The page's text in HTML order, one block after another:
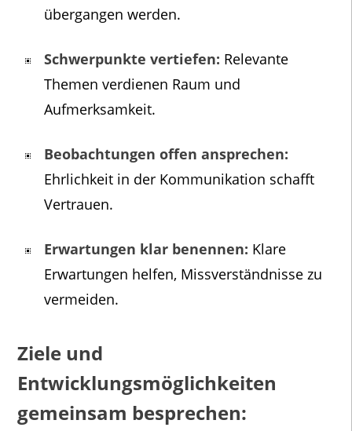
übergangen werden.
Schwerpunkte vertiefen: Relevante
Themen verdienen Raum und
Aufmerksamkeit.
Beobachtungen offen ansprechen:
Ehrlichkeit in der Kommunikation schafft
Vertrauen.
Erwartungen klar benennen: Klare
Erwartungen helfen, Missverständnisse zu
vermeiden.
Ziele und
Entwicklungsmöglichkeiten
gemeinsam besprechen: